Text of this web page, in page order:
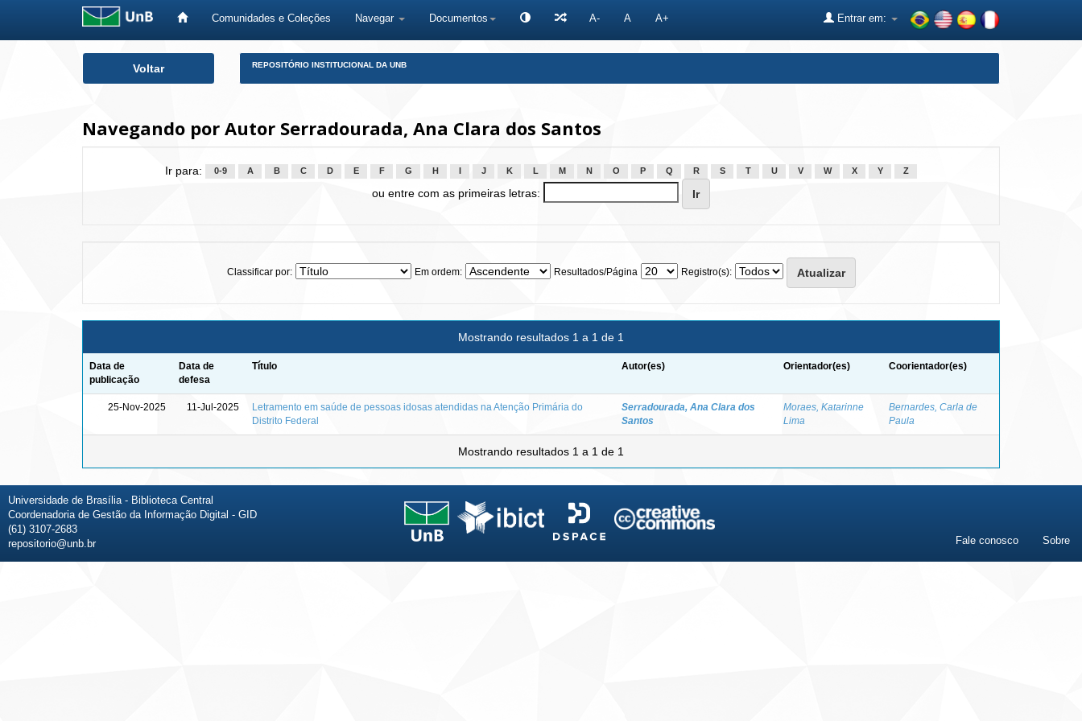
Comunidades e Coleções Navegar Documentos A- A A+ Entrar em:
Voltar REPOSITÓRIO INSTITUCIONAL DA UNB
Navegando por Autor Serradourada, Ana Clara dos Santos
Ir para: 0-9 A B C D E F G H J K L M N O P Q R S T U V W X Y Z
ou entre com as primeiras letras:
Classificar por: Em ordem: Resultados/Página Registro(s):
Mostrando resultados 1 a 1 de 1
Data de
publicação
Data de
defesa
Título Autor(es) Orientador(es) Coorientador(es)
25-Nov-2025 11-Jul-2025
Letramento em saúde de pessoas idosas atendidas na Atenção Primária do
Distrito Federal
Serradourada, Ana Clara dos
Santos
Moraes, Katarinne
Lima
Bernardes, Carla de
Paula
Mostrando resultados 1 a 1 de 1
Universidade de Brasília - Biblioteca Central
Coordenadoria de Gestão da Informação Digital - GID
(61) 3107-2683
repositorio@unb.br
Fale conosco Sobre